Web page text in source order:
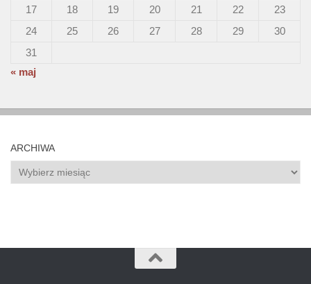
17
18 19 20 21 22
23
24
25 26 27 28 29
30
31
« maj
ARCHIWA
Archiwa